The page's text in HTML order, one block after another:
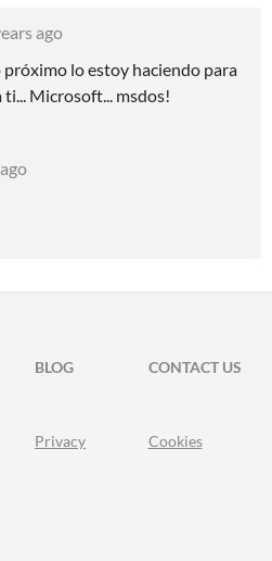
ago
lo estoy haciendo para
Microsoft... msdos!
BLOG
CONTACT US
Privacy Cookies